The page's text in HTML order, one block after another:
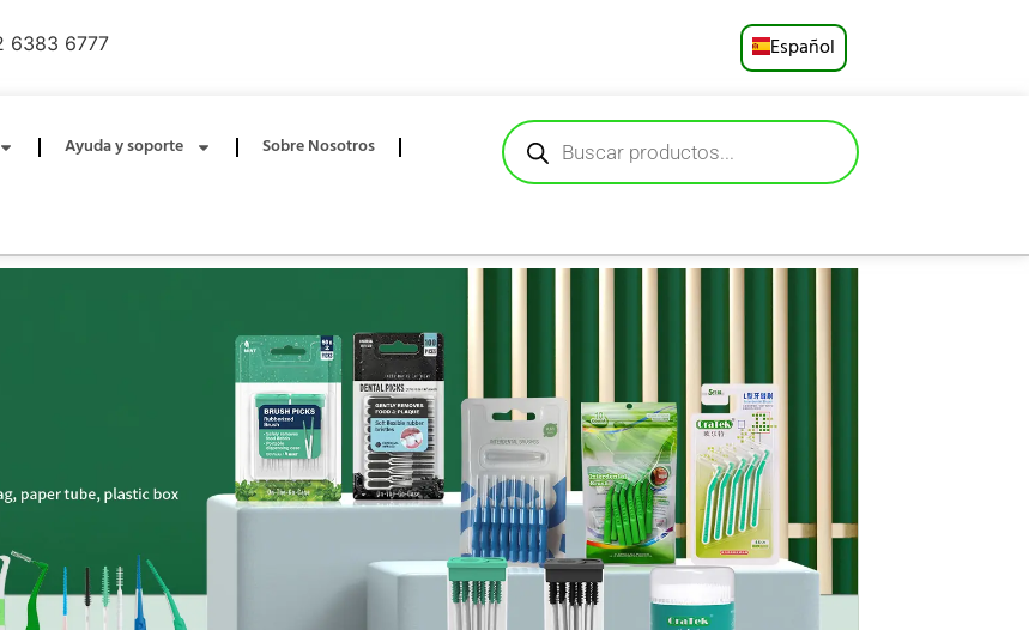
6383 6777
Español
Русский
Ayuda y soporte
Sobre Nosotros